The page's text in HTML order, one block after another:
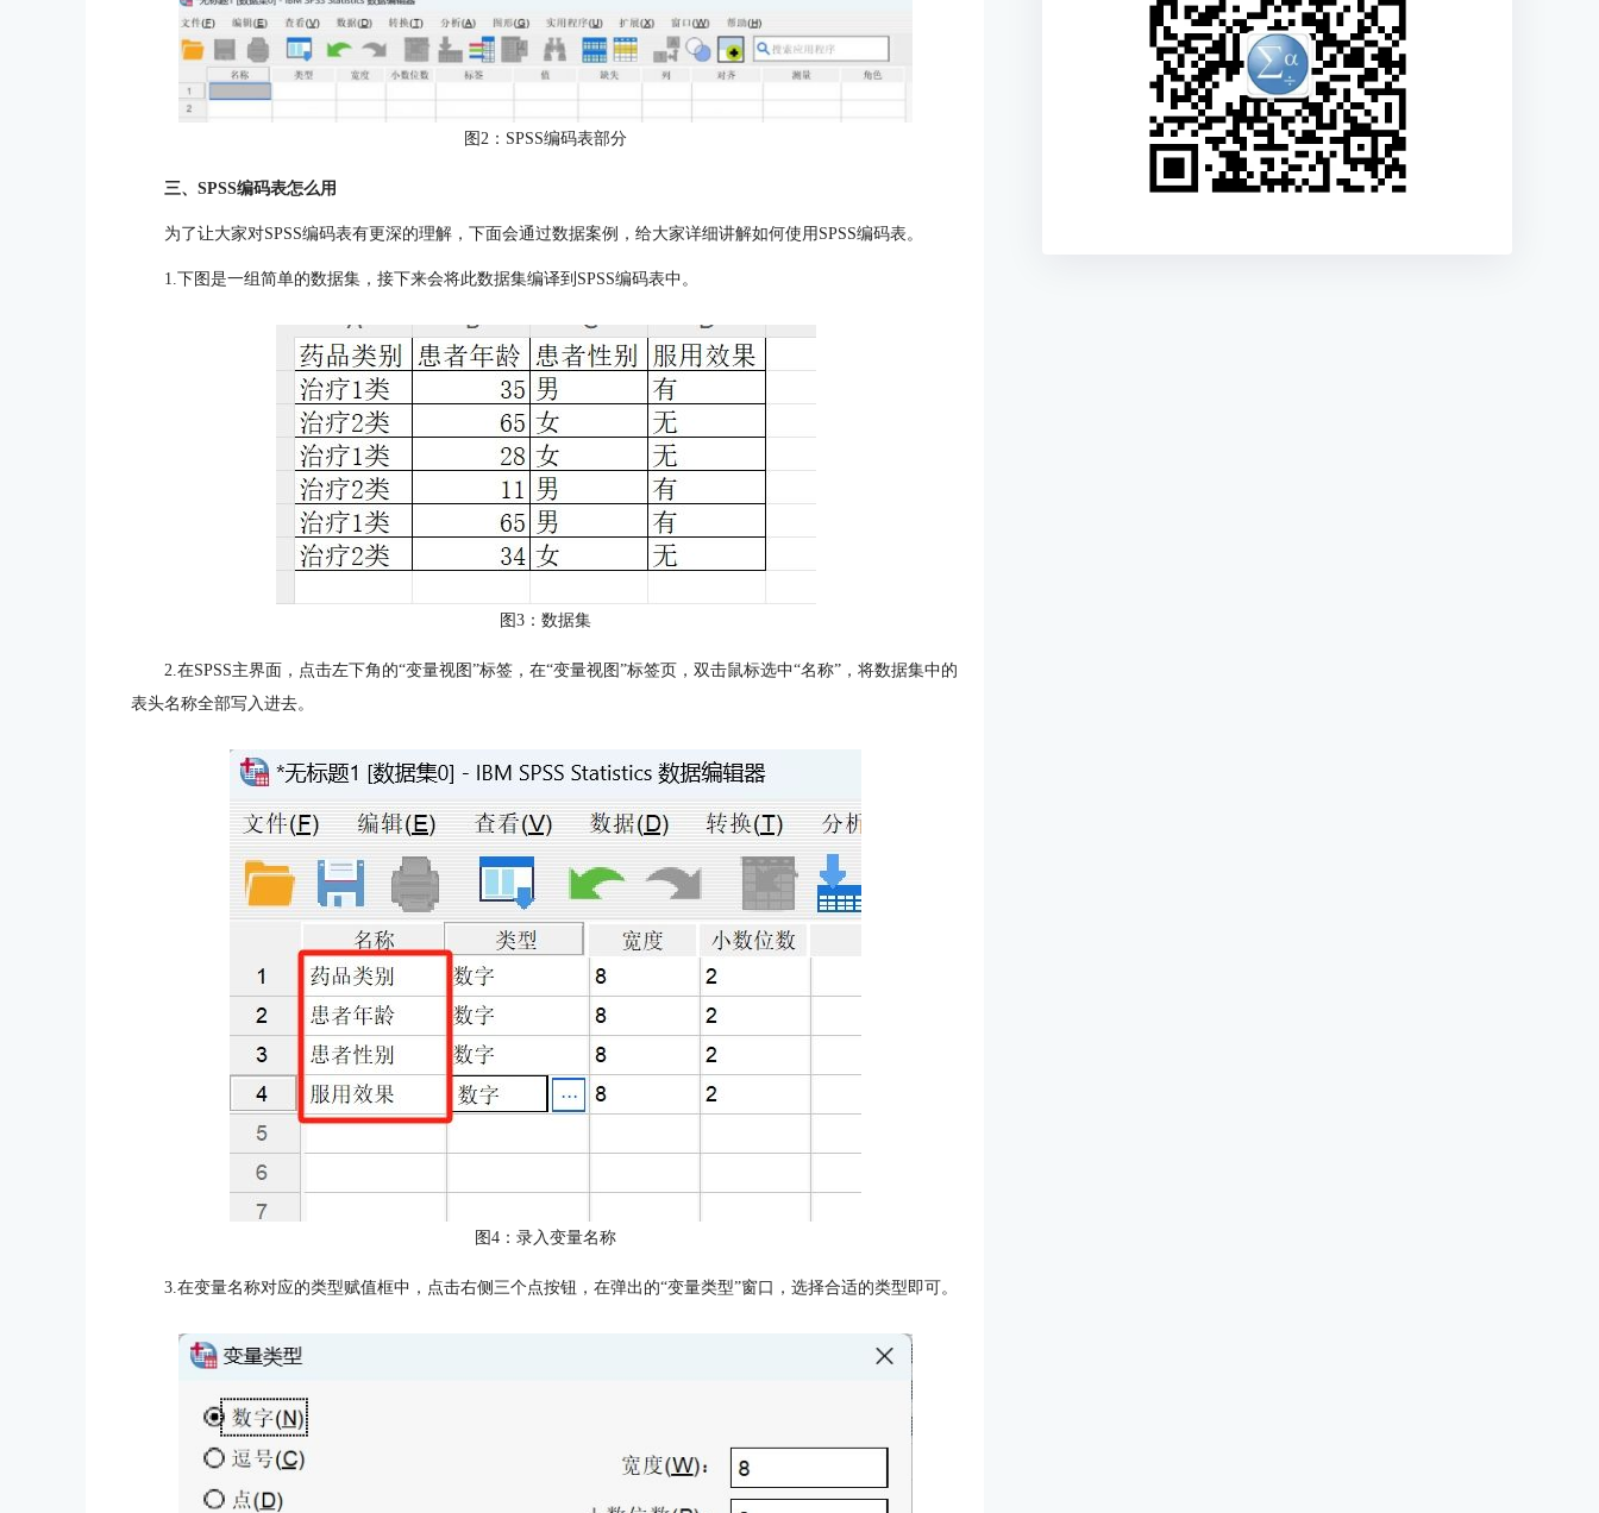
图2：SPSS编码表部分
三、SPSS编码表怎么用
为了让大家对SPSS编码表有更深的理解，下面会通过数据案例，给大家详细讲解如何使用SPSS编码表。
1.下图是一组简单的数据集，接下来会将此数据集编译到SPSS编码表中。
图3：数据集
2.在SPSS主界面，点击左下角的“变量视图”标签，在“变量视图”标签页，双击鼠标选中“名称”，将数据集中的
表头名称全部写入进去。
图4：录入变量名称
3.在变量名称对应的类型赋值框中，点击右侧三个点按钮，在弹出的“变量类型”窗口，选择合适的类型即可。